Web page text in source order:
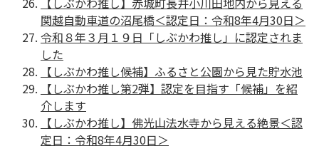
関越自動車道の沼尾橋＜認定日：令和8年4月30日＞
令和８年３月１９日「しぶかわ推し」に認定されま
した
【しぶかわ推し候補】ふるさと公園から見た貯水池
【しぶかわ推し第2弾】認定を目指す「候補」を紹
介します
【しぶかわ推し】佛光山法水寺から見える絶景＜認
定日：令和8年4月30日＞